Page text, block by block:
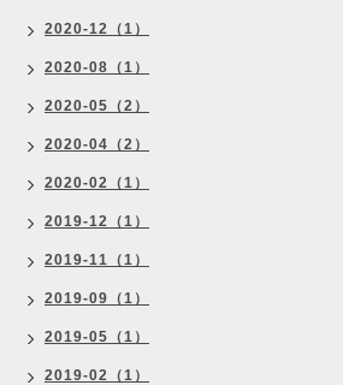
2020-12（1）
2020-08（1）
2020-05（2）
2020-04（2）
2020-02（1）
2019-12（1）
2019-11（1）
2019-09（1）
2019-05（1）
2019-02（1）